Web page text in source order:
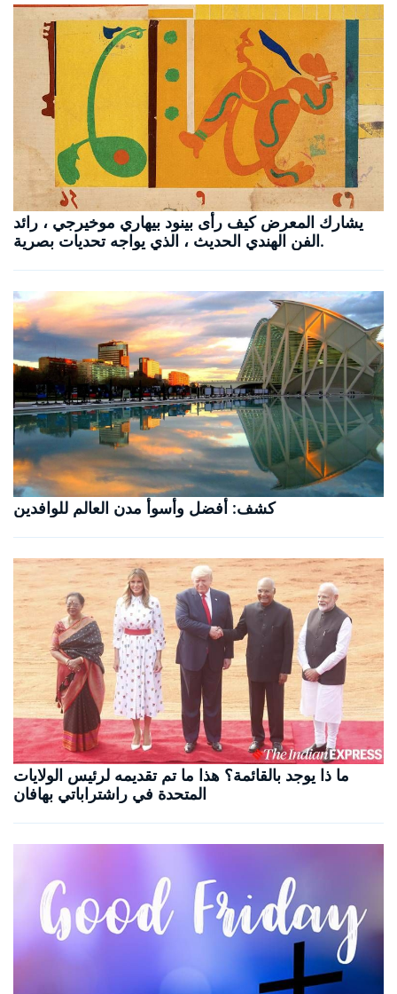
يشارك المعرض كيف رأى بينود بيهاري موخيرجي ، رائد
الفن الهندي الحديث ، الذي يواجه تحديات بصرية.
كشف: أفضل وأسوأ مدن العالم للوافدين
ما ذا يوجد بالقائمة؟ هذا ما تم تقديمه لرئيس الولايات
المتحدة في راشتراباتي بهافان